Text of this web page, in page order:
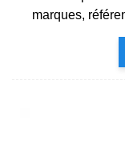
marques,